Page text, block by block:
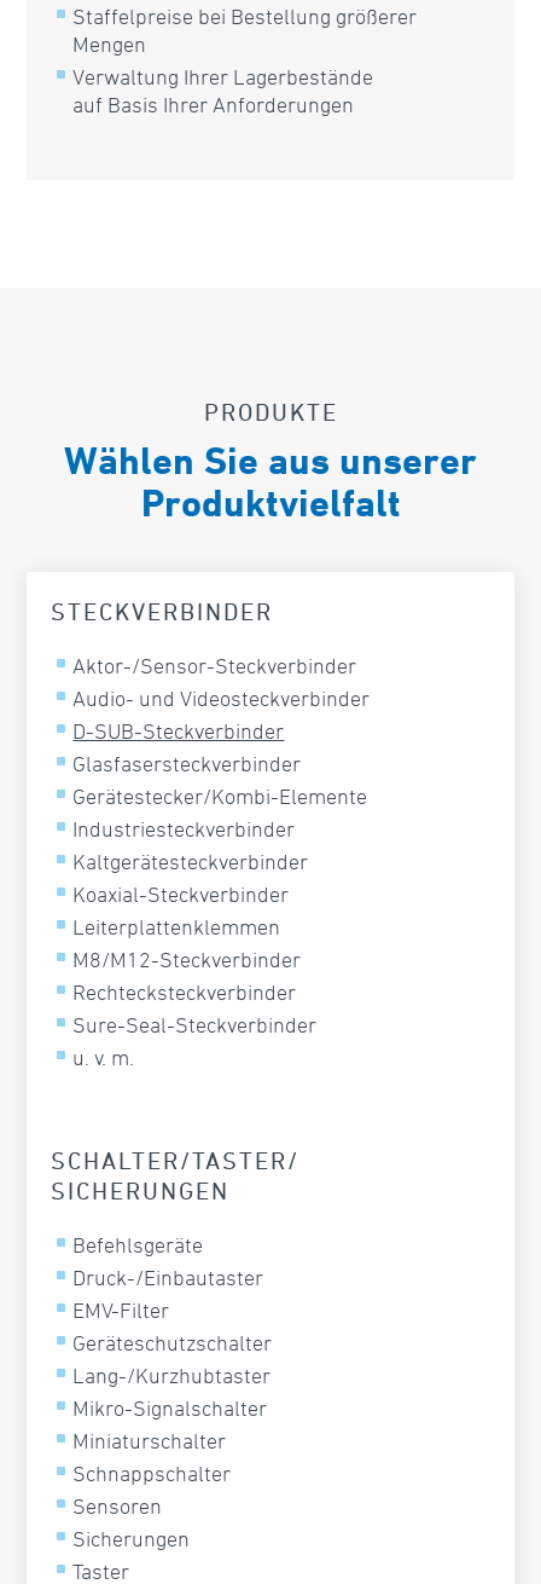
Staffelpreise bei Bestellung größerer
Mengen
Verwaltung Ihrer Lagerbestände
auf Basis Ihrer Anforderungen
PRODUKTE
Wählen Sie aus unserer
Produktvielfalt
STECKVERBINDER
Aktor-/Sensor-Steckverbinder
Audio- und Videosteckverbinder
D-SUB-Steckverbinder
Glasfasersteckverbinder
Gerätestecker/Kombi-Elemente
Industriesteckverbinder
Kaltgerätesteckverbinder
Koaxial-Steckverbinder
Leiterplattenklemmen
M8/M12-Steckverbinder
Rechtecksteckverbinder
Sure-Seal-Steckverbinder
u. v. m.
SCHALTER/TASTER/
SICHERUNGEN
Befehlsgeräte
Druck-/Einbautaster
EMV-Filter
Geräteschutzschalter
Lang-/Kurzhubtaster
Mikro-Signalschalter
Miniaturschalter
Schnappschalter
Sensoren
Sicherungen
Taster